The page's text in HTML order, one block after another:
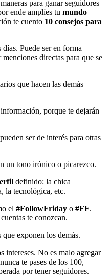
para ganar seguidores
ende amplíes tu mundo
te cuento 10 consejos para
días. Puede ser en forma
directas para que se
que hacen las demás
porque te dejarán
ser de interés para otras
un tono irónico o picarezco.
definido: la chica
la tecnológica, etc.
el #FollowFriday o #FF.
te conozcan.
exponen los demás.
intereses. No es malo agregar
te pases de los 100,
por tener seguidores.